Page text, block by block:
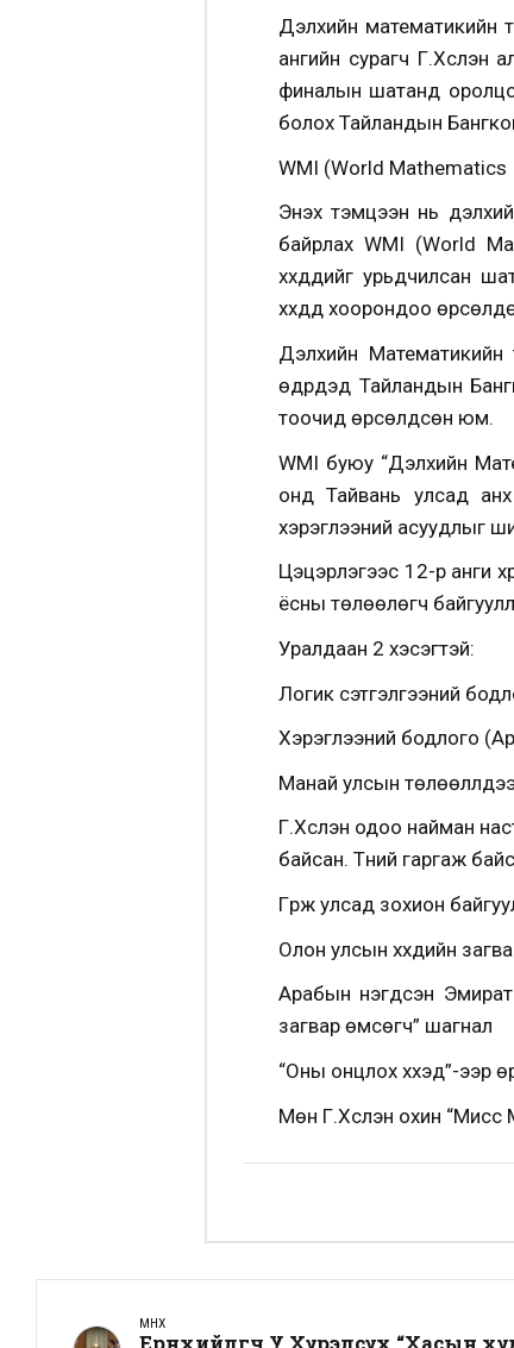
Дэлхийн математикийн
ангийн сурагч Г.Хүслэн
финалын шатанд
болох Тайландын
WMI (World Mathematics
Энэхүү тэмцээн нь
байрлах WMI (World
хүүхдүүдийг
хүүхдүүд хоорондоо
Дэлхийн
өдрүүдэд Тайландын
тоочид өрсөлдсөн юм.
WMI буюу “Дэлхийн
онд Тайвань улсад анх
хэрэглээний асуудлыг
Цэцэрлэгээс 12-р анги
ёсны төлөөлөгч
Уралдаан 2 хэсэгтэй:
Логик сэтгэлгээний
Хэрэглээний бодлого
Манай улсын
Г.Хүслэн одоо найман
байсан. Түүний гаргаж
Гүрж улсад зохион
Олон улсын хүүхдийн
Арабын нэгдсэн
загвар өмсөгч” шагнал
“Оны онцлох хүүхэд”-
Мөн Г.Хүслэн охин “Мисс
ӨМНӨХ